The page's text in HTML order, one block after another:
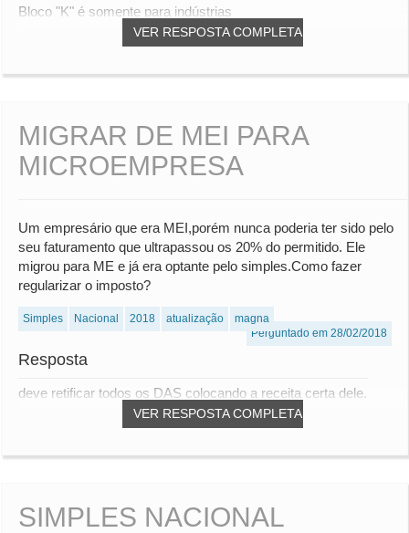
VER RESPOSTA COMPLETA
Bloco "K" é somente para indústrias
MIGRAR DE MEI PARA
MICROEMPRESA
Um empresário que era MEI,porém nunca poderia ter sido pelo
seu faturamento que ultrapassou os 20% do permitido. Ele
migrou para ME e já era optante pelo simples.Como fazer
regularizar o imposto?
Simples Nacional 2018 atualização
magna
Perguntado em 28/02/2018
Resposta
VER RESPOSTA COMPLETA
deve retificar todos os DAS colocando a receita certa dele.
SIMPLES NACIONAL